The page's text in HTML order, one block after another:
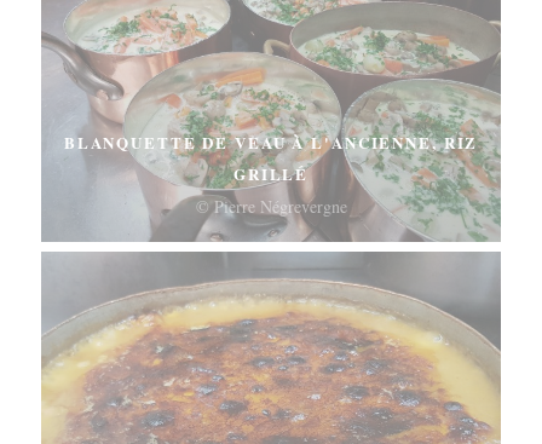
BLANQUETTE DE VEAU À L'ANCIENNE, RIZ
GRILLÉ
© Pierre Négrevergne